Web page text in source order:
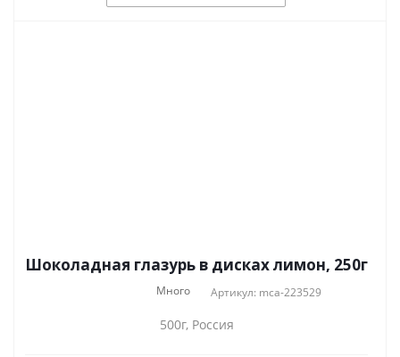
Шоколадная глазурь в дисках лимон, 250г
Много Артикул: mca-223529
500г, Россия